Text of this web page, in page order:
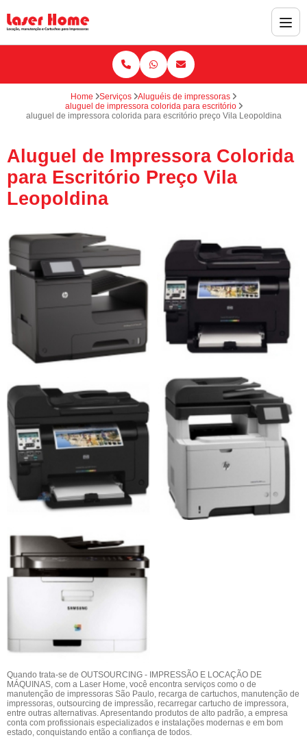
Home Serviços
Aluguéis de impressoras
aluguel de impressora colorida para escritório
aluguel de impressora colorida para escritório preço Vila Leopoldina
Aluguel de Impressora Colorida
para Escritório Preço Vila
Leopoldina
Quando trata-se de OUTSOURCING - IMPRESSÃO E LOCAÇÃO DE
MÁQUINAS, com a Laser Home, você encontra serviços como o de
manutenção de impressoras São Paulo, recarga de cartuchos, manutenção de
impressoras, outsourcing de impressão, recarregar cartucho de impressora,
entre outras alternativas. Apresentando produtos de alto padrão, a empresa
conta com profissionais especializados e instalações modernas e em bom
estado, conquistando então a confiança de todos.